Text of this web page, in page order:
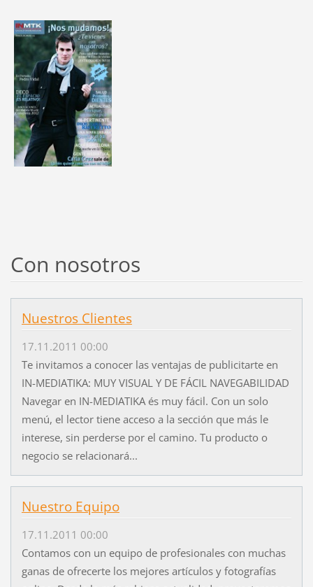
Con nosotros
Nuestros Clientes
17.11.2011 00:00
Te invitamos a conocer las ventajas de publicitarte en
IN-MEDIATIKA: MUY VISUAL Y DE FÁCIL NAVEGABILIDAD
Navegar en IN-MEDIATIKA és muy fácil. Con un solo
menú, el lector tiene acceso a la sección que más le
interese, sin perderse por el camino. Tu producto o
negocio se relacionará...
Nuestro Equipo
17.11.2011 00:00
Contamos con un equipo de profesionales con muchas
ganas de ofrecerte los mejores artículos y fotografías